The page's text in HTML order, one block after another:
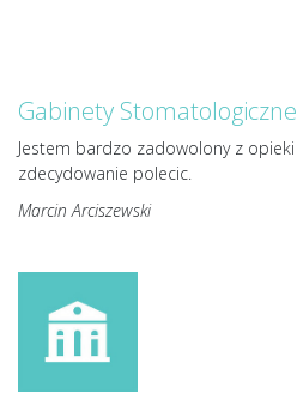
Gabinety
Jestem bardzo zadowolony z
zdecydowanie polecic.
Marcin Arciszewski